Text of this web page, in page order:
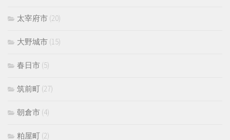
太宰府市 (20)
大野城市 (15)
春日市 (5)
筑前町 (27)
朝倉市 (4)
粕屋町 (2)